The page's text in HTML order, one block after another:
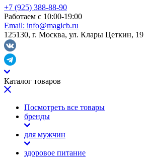
+7 (925) 388-88-90
Работаем с 10:00-19:00
Email: info@magicb.ru
125130, г. Москва, ул. Клары Цеткин, 19
Каталог товаров
Посмотреть все товары
бренды
для мужчин
здоровое питание